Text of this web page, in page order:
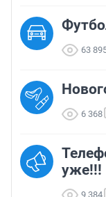
63
6 368
уже!!!
9 384